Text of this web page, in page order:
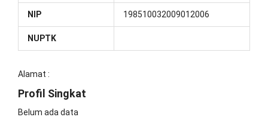
NIP 198510032009012006
NUPTK
Alamat :
Profil Singkat
Belum ada data